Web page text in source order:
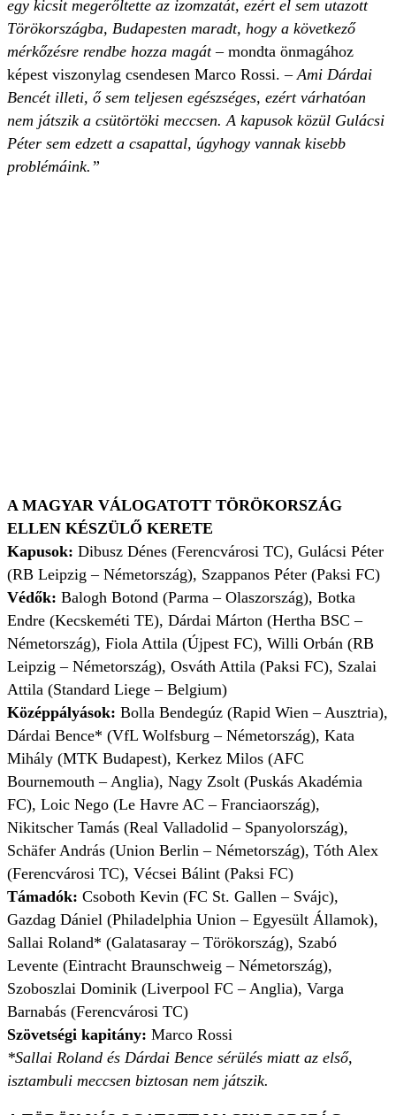
egy kicsit megerőltette az izomzatát, ezért el sem utazott
Törökországba, Budapesten maradt, hogy a következő
mérkőzésre rendbe hozza magát – mondta önmagához
képest viszonylag csendesen Marco Rossi.– Ami Dárdai
Bencét illeti, ő sem teljesen egészséges, ezért várhatóan
nem játszik a csütörtöki meccsen. A kapusok közül Gulácsi
Péter sem edzett a csapattal, úgyhogy vannak kisebb
problémáink.”
A MAGYAR VÁLOGATOTT TÖRÖKORSZÁG
ELLEN KÉSZÜLŐ KERETE
Kapusok: Dibusz Dénes (Ferencvárosi TC), Gulácsi Péter
(RB Leipzig – Németország), Szappanos Péter (Paksi FC)
Védők: Balogh Botond (Parma – Olaszország), Botka
Endre (Kecskeméti TE), Dárdai Márton (Hertha BSC –
Németország), Fiola Attila (Újpest FC), Willi Orbán (RB
Leipzig – Németország), Osváth Attila (Paksi FC), Szalai
Attila (Standard Liege – Belgium)
Középpályások: Bolla Bendegúz (Rapid Wien – Ausztria),
Dárdai Bence* (VfL Wolfsburg – Németország), Kata
Mihály (MTK Budapest), Kerkez Milos (AFC
Bournemouth – Anglia), Nagy Zsolt (Puskás Akadémia
FC), Loic Nego (Le Havre AC – Franciaország),
Nikitscher Tamás (Real Valladolid – Spanyolország),
Schäfer András (Union Berlin – Németország), Tóth Alex
(Ferencvárosi TC), Vécsei Bálint (Paksi FC)
Támadók: Csoboth Kevin (FC St. Gallen – Svájc),
Gazdag Dániel (Philadelphia Union – Egyesült Államok),
Sallai Roland* (Galatasaray – Törökország), Szabó
Levente (Eintracht Braunschweig – Németország),
Szoboszlai Dominik (Liverpool FC – Anglia), Varga
Barnabás (Ferencvárosi TC)
Szövetségi kapitány: Marco Rossi
*Sallai Roland és Dárdai Bence sérülés miatt az első,
isztambuli meccsen biztosan nem játszik.